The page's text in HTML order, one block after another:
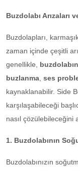
Buzdolabı Arızaları
Buzdolapları,
zaman içinde çeşitli
genellikle,
buzlanma, ses
kaynaklanabilir. Side
karşılaşabileceği
nasıl çözülebileceğini
1. Buzdolabının
Buzdolabınızın